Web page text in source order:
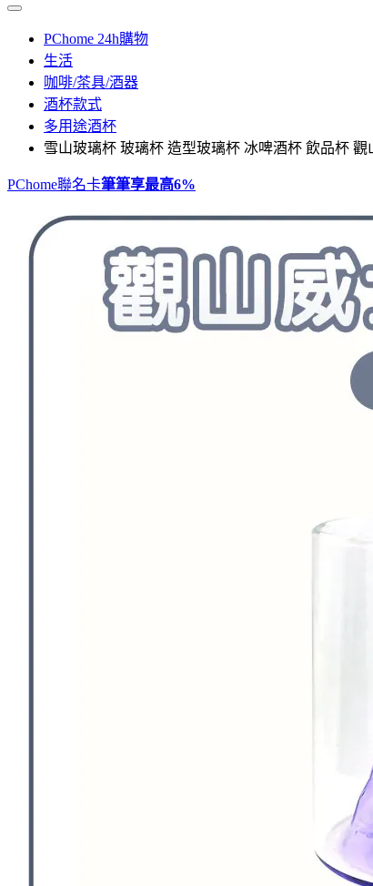
PChome 24h購物
生活
咖啡/茶具/酒器
酒杯款式
多用途酒杯
雪山玻璃杯 玻璃杯 造型玻璃杯 冰啤酒杯 飲品杯
PChome聯名卡筆筆享最高6%